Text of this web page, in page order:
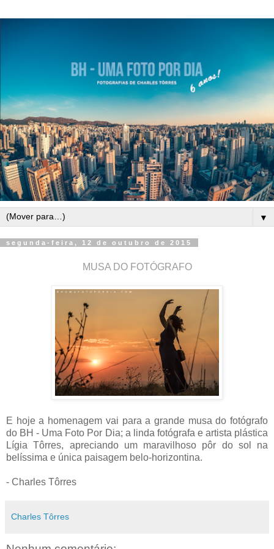
▼
segunda-feira, 12 de outubro de 2015
MUSA DO FOTÓGRAFO
E hoje a homenagem vai para a grande musa do fotógrafo
do BH - Uma Foto Por Dia; a linda fotógrafa e artista plástica
Lígia Tôrres, apreciando um maravilhoso pôr do sol na
belíssima e única paisagem belo-horizontina.
- Charles Tôrres
Charles Tôrres